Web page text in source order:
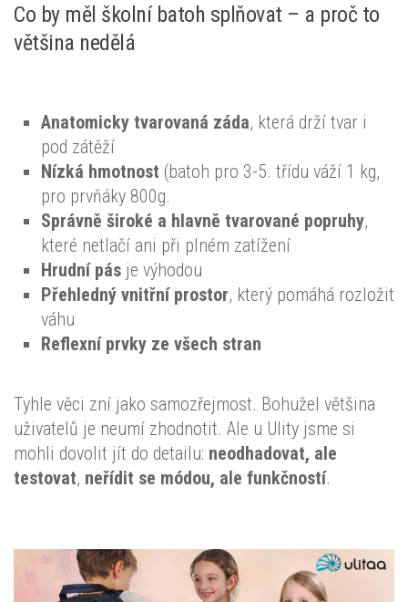
Co by měl školní batoh splňovat – a proč to
většina nedělá
Anatomicky tvarovaná záda, která drží tvar i
pod zátěží
Nízká hmotnost (batoh pro 3-5. třídu váží 1 kg,
pro prvňáky 800g.
Správně široké a hlavně tvarované popruhy,
které netlačí ani při plném zatížení
Hrudní pás je výhodou
Přehledný vnitřní prostor, který pomáhá rozložit
váhu
Reflexní prvky ze všech stran
Tyhle věci zní jako samozřejmost. Bohužel většina
uživatelů je neumí zhodnotit. Ale u Ulity jsme si
mohli dovolit jít do detailu: neodhadovat, ale
testovat, neřídit se módou, ale funkčností.